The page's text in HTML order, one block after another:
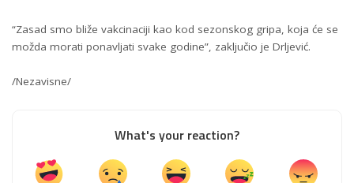
“Zasad smo bliže vakcinaciji kao kod sezonskog gripa, koja će se
možda morati ponavljati svake godine”, zaključio je Drljević.
/Nezavisne/
What's your reaction?